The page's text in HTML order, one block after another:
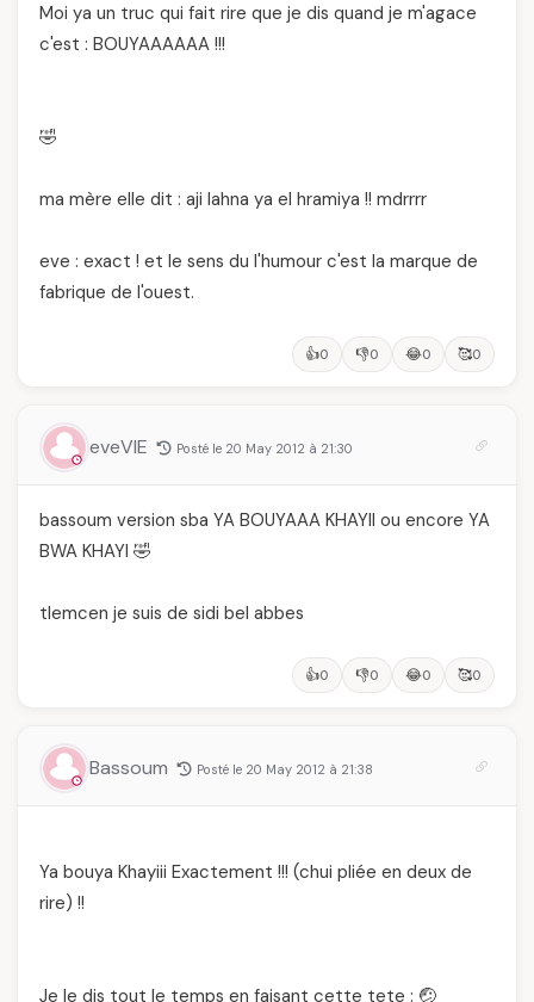
Moi ya un truc qui fait rire que je dis quand je m'agace
c'est : BOUYAAAAAA !!!
🤣
ma mère elle dit : aji lahna ya el hramiya !! mdrrrr
eve : exact ! et le sens du l'humour c'est la marque de
fabrique de l'ouest.
👍0 👎0 😂0 🥰0
eveVIE Posté le 20 May 2012 à 21:30
bassoum version sba YA BOUYAAA KHAYII ou encore YA
BWA KHAYI 🤣
tlemcen je suis de sidi bel abbes
👍0 👎0 😂0 🥰0
Bassoum Posté le 20 May 2012 à 21:38
Ya bouya Khayiii Exactement !!! (chui pliée en deux de
rire) !!
Je le dis tout le temps en faisant cette tete : 🤕